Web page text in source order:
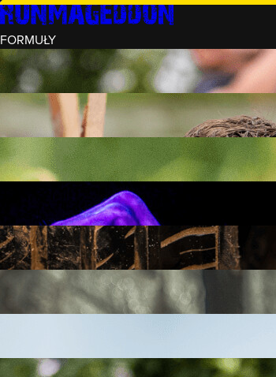
FORMUŁY
INTRO (¼)
15 PRZESZKÓD
3 KM+
REKRUT (½)
30 PRZESZKÓD
RUNMAGEDDON
50 PRZESZKÓD
12 KM+
NOCNY REKRUT (½)
30 PRZESZKÓD
6 KM+
INTRO U-16
15 PRZESZKÓD
3 KM+
RUNMAGEDDON HARDCORE
70 PRZESZKÓD
21 KM+
FAMILY